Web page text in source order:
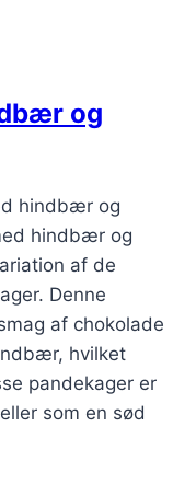
og
hindbær og
hindbær og
af de
Denne
af chokolade
hvilket
pandekager er
som en sød